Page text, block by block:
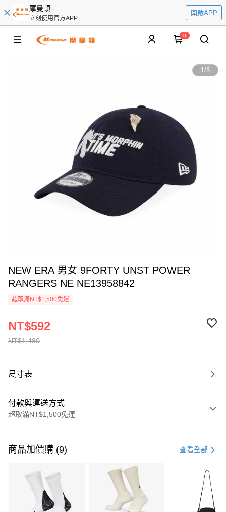
摩曼頓
立刻使用官方APP
開啟APP
0
1/5
NEW ERA 男女 9FORTY UNST POWER
RANGERS NE NE13958842
超取滿NT$1,500免運
NT$1,480
NT$592
尺寸表
付款與運送方式
超取滿NT$1,500免運
信用卡一次付款
3 期 0 利率 每期 21家銀行
合作金庫商業銀行
第一商業銀行
華南商業銀行
彰化商業銀行
商品加價購 (9) 查看全部